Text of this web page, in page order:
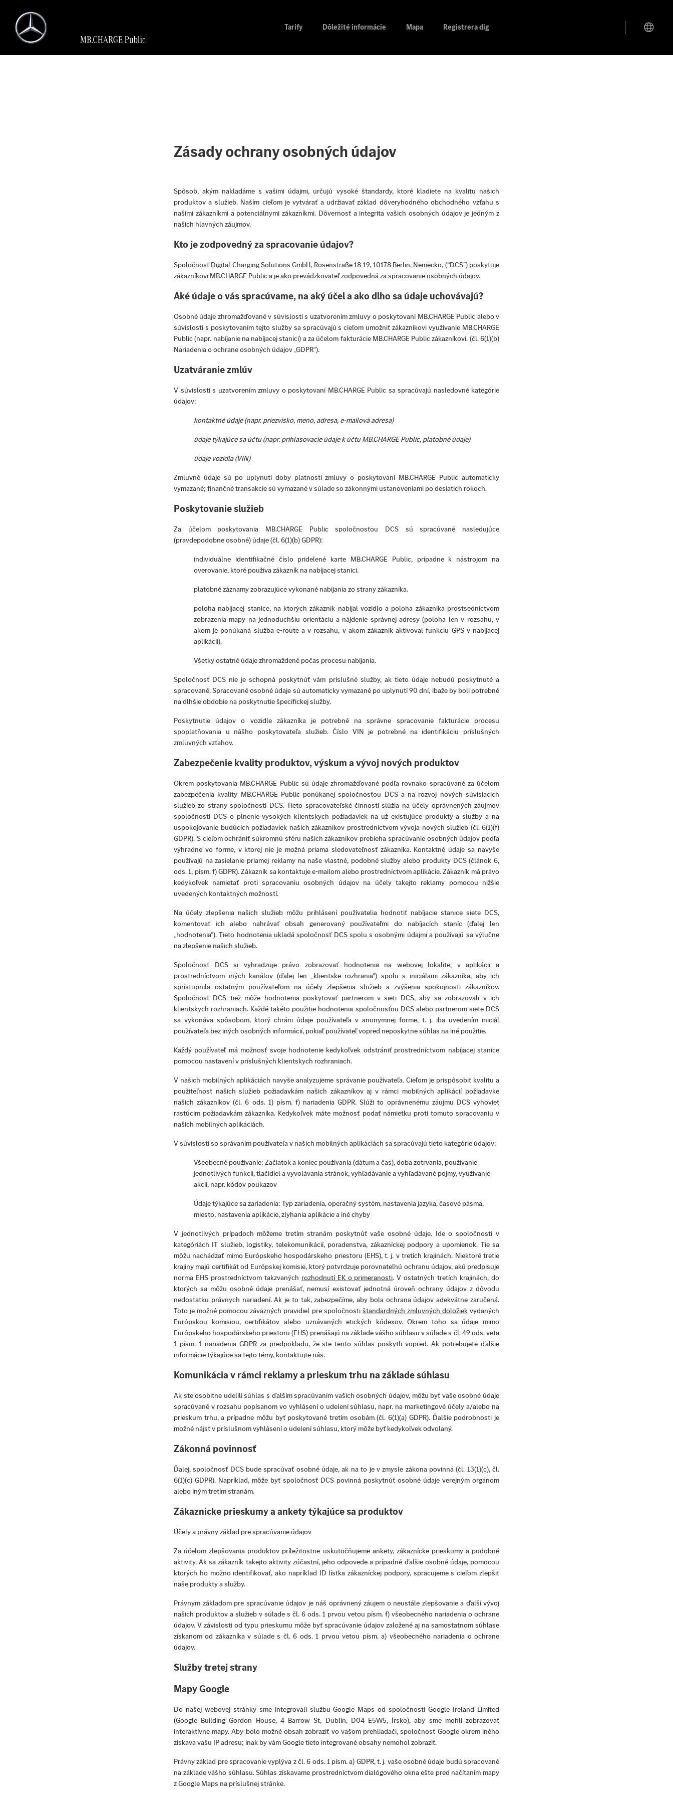
Tarify Dôležité informácie Mapa Registrera dig
Zásady ochrany osobných údajov
Spôsob, akým nakladáme s vašimi údajmi, určujú vysoké štandardy, ktoré kladiete na kvalitu našich
produktov a služieb. Naším cieľom je vytvárať a udržiavať základ dôveryhodného obchodného vzťahu s
našimi zákazníkmi a potenciálnymi zákazníkmi. Dôvernosť a integrita vašich osobných údajov je jedným z
našich hlavných záujmov.
Kto je zodpovedný za spracovanie údajov?
Spoločnosť Digital Charging Solutions GmbH, Rosenstraße 18-19, 10178 Berlin, Nemecko, (“DCS”) poskytuje
zákazníkovi MB.CHARGE Public a je ako prevádzkovateľ zodpovedná za spracovanie osobných údajov.
Aké údaje o vás spracúvame, na aký účel a ako dlho sa údaje uchovávajú?
Osobné údaje zhromažďované v súvislosti s uzatvorením zmluvy o poskytovaní MB.CHARGE Public alebo v
súvislosti s poskytovaním tejto služby sa spracúvajú s cieľom umožniť zákazníkovi využívanie MB.CHARGE
Public (napr. nabíjanie na nabíjacej stanici) a za účelom fakturácie MB.CHARGE Public zákazníkovi. (čl. 6(1)(b)
Nariadenia o ochrane osobných údajov „GDPR“).
Uzatváranie zmlúv
V súvislosti s uzatvorením zmluvy o poskytovaní MB.CHARGE Public sa spracúvajú nasledovné kategórie
údajov:
kontaktné údaje (napr. priezvisko, meno, adresa, e-mailová adresa)
údaje týkajúce sa účtu (napr. prihlasovacie údaje k účtu MB.CHARGE Public, platobné údaje)
údaje vozidla (VIN)
Zmluvné údaje sú po uplynutí doby platnosti zmluvy o poskytovaní MB.CHARGE Public automaticky
vymazané; finančné transakcie sú vymazané v súlade so zákonnými ustanoveniami po desiatich rokoch.
Poskytovanie služieb
Za účelom poskytovania MB.CHARGE Public spoločnosťou DCS sú spracúvané nasledujúce
(pravdepodobne osobné) údaje (čl. 6(1)(b) GDPR):
individuálne identifikačné číslo pridelené karte MB.CHARGE Public, prípadne k nástrojom na
overovanie, ktoré používa zákazník na nabíjacej stanici.
platobné záznamy zobrazujúce vykonané nabíjania zo strany zákazníka.
poloha nabíjacej stanice, na ktorých zákazník nabíjal vozidlo a poloha zákazníka prostsedníctvom
zobrazenia mapy na jednoduchšiu orientáciu a nájdenie správnej adresy (poloha len v rozsahu, v
akom je ponúkaná služba e-route a v rozsahu, v akom zákazník aktivoval funkciu GPS v nabíjacej
aplikácii).
Všetky ostatné údaje zhromaždené počas procesu nabíjania.
Spoločnosť DCS nie je schopná poskytnúť vám príslušné služby, ak tieto údaje nebudú poskytnuté a
spracované. Spracované osobné údaje sú automaticky vymazané po uplynutí 90 dní, ibaže by boli potrebné
na dlhšie obdobie na poskytnutie špecifickej služby.
Poskytnutie údajov o vozidle zákazníka je potrebné na správne spracovanie fakturácie procesu
spoplatňovania u nášho poskytovateľa služieb. Číslo VIN je potrebné na identifikáciu príslušných
zmluvných vzťahov.
Zabezpečenie kvality produktov, výskum a vývoj nových produktov
Okrem poskytovania MB.CHARGE Public sú údaje zhromažďované podľa rovnako spracúvané za účelom
zabezpečenia kvality MB.CHARGE Public ponúkanej spoločnosťou DCS a na rozvoj nových súvisiacich
služieb zo strany spoločnosti DCS. Tieto spracovateľské činnosti slúžia na účely oprávnených záujmov
spoločnosti DCS o plnenie vysokých klientskych požiadaviek na už existujúce produkty a služby a na
uspokojovanie budúcich požiadaviek našich zákazníkov prostredníctvom vývoja nových služieb (čl. 6(1)(f)
GDPR). S cieľom ochrániť súkromnú sféru našich zákazníkov prebieha spracúvanie osobných údajov podľa
výhradne vo forme, v ktorej nie je možná priama sledovateľnosť zákazníka. Kontaktné údaje sa navyše
používajú na zasielanie priamej reklamy na naše vlastné, podobné služby alebo produkty DCS (článok 6,
ods. 1, písm. f) GDPR). Zákazník sa kontaktuje e-mailom alebo prostredníctvom aplikácie. Zákazník má právo
kedykoľvek namietať proti spracovaniu osobných údajov na účely takejto reklamy pomocou nižšie
uvedených kontaktných možností.
Na účely zlepšenia našich služieb môžu prihlásení používatelia hodnotiť nabíjacie stanice siete DCS,
komentovať ich alebo nahrávať obsah generovaný používateľmi do nabíjacích staníc (ďalej len
„hodnotenia“). Tieto hodnotenia ukladá spoločnosť DCS spolu s osobnými údajmi a používajú sa výlučne
na zlepšenie našich služieb.
Spoločnosť DCS si vyhradzuje právo zobrazovať hodnotenia na webovej lokalite, v aplikácii a
prostredníctvom iných kanálov (ďalej len „klientske rozhrania“) spolu s iniciálami zákazníka, aby ich
sprístupnila ostatným používateľom na účely zlepšenia služieb a zvýšenia spokojnosti zákazníkov.
Spoločnosť DCS tiež môže hodnotenia poskytovať partnerom v sieti DCS, aby sa zobrazovali v ich
klientskych rozhraniach. Každé takéto použitie hodnotenia spoločnosťou DCS alebo partnerom siete DCS
sa vykonáva spôsobom, ktorý chráni údaje používateľa v anonymnej forme, t. j. iba uvedením iniciál
používateľa bez iných osobných informácií, pokiaľ používateľ vopred neposkytne súhlas na iné použitie.
Každý používateľ má možnosť svoje hodnotenie kedykoľvek odstrániť prostredníctvom nabíjacej stanice
pomocou nastavení v príslušných klientskych rozhraniach.
V našich mobilných aplikáciách navyše analyzujeme správanie používateľa. Cieľom je prispôsobiť kvalitu a
použiteľnosť našich služieb požiadavkám našich zákazníkov aj v rámci mobilných aplikácií požiadavke
našich zákazníkov (čl. 6 ods. 1) písm. f) nariadenia GDPR. Slúži to oprávnenému záujmu DCS vyhovieť
rastúcim požiadavkám zákazníka. Kedykoľvek máte možnosť podať námietku proti tomuto spracovaniu v
našich mobilných aplikáciách.
V súvislosti so správaním používateľa v našich mobilných aplikáciách sa spracúvajú tieto kategórie údajov:
Všeobecné používanie: Začiatok a koniec používania (dátum a čas), doba zotrvania, používanie
jednotlivých funkcií, tlačidiel a vyvolávania stránok, vyhľadávanie a vyhľadávané pojmy, využívanie
akcií, napr. kódov poukazov
Údaje týkajúce sa zariadenia: Typ zariadenia, operačný systém, nastavenia jazyka, časové pásma,
miesto, nastavenia aplikácie, zlyhania aplikácie a iné chyby
V jednotlivých prípadoch môžeme tretím stranám poskytnúť vaše osobné údaje. Ide o spoločnosti v
kategóriách IT služieb, logistiky, telekomunikácií, poradenstva, zákazníckej podpory a upomienok. Tie sa
môžu nachádzať mimo Európskeho hospodárskeho priestoru (EHS), t. j. v tretích krajinách. Niektoré tretie
krajiny majú certifikát od Európskej komisie, ktorý potvrdzuje porovnateľnú ochranu údajov, akú predpisuje
norma EHS prostredníctvom takzvaných rozhodnutí EK o primeranosti. V ostatných tretích krajinách, do
ktorých sa môžu osobné údaje prenášať, nemusí existovať jednotná úroveň ochrany údajov z dôvodu
nedostatku právnych nariadení. Ak je to tak, zabezpečíme, aby bola ochrana údajov adekvátne zaručená.
Toto je možné pomocou záväzných pravidiel pre spoločnosti štandardných zmluvných doložiekvydaných
Európskou komisiou, certifikátov alebo uznávaných etických kódexov. Okrem toho sa údaje mimo
Európskeho hospodárskeho priestoru (EHS) prenášajú na základe vášho súhlasu v súlade s čl. 49 ods. veta
1 písm. 1 nariadenia GDPR za predpokladu, že ste tento súhlas poskytli vopred. Ak potrebujete ďalšie
informácie týkajúce sa tejto témy, kontaktujte nás.
Komunikácia v rámci reklamy a prieskum trhu na základe súhlasu
Ak ste osobitne udelili súhlas s ďalším spracúvaním vašich osobných údajov, môžu byť vaše osobné údaje
spracúvané v rozsahu popísanom vo vyhlásení o udelení súhlasu, napr. na marketingové účely a/alebo na
prieskum trhu, a prípadne môžu byť poskytované tretím osobám (čl. 6(1)(a) GDPR). Ďalšie podrobnosti je
možné nájsť v príslušnom vyhlásení o udelení súhlasu, ktorý môže byť kedykoľvek odvolaný.
Zákonná povinnosť
Ďalej, spoločnosť DCS bude spracúvať osobné údaje, ak na to je v zmysle zákona povinná (čl. 13(1)(c), čl.
6(1)(c) GDPR). Napríklad, môže byť spoločnosť DCS povinná poskytnúť osobné údaje verejným orgánom
alebo iným tretím stranám.
Zákaznícke prieskumy a ankety týkajúce sa produktov
Účely a právny základ pre spracúvanie údajov
Za účelom zlepšovania produktov príležitostne uskutočňujeme ankety, zákaznícke prieskumy a podobné
aktivity. Ak sa zákazník takejto aktivity zúčastní, jeho odpovede a prípadné ďalšie osobné údaje, pomocou
ktorých ho možno identifikovať, ako napríklad ID lístka zákazníckej podpory, spracujeme s cieľom zlepšiť
naše produkty a služby.
Právnym základom pre spracúvanie údajov je náš oprávnený záujem o neustále zlepšovanie a ďalší vývoj
našich produktov a služieb v súlade s čl. 6 ods. 1 prvou vetou písm. f) všeobecného nariadenia o ochrane
údajov. V závislosti od typu prieskumu môže byť spracúvanie údajov založené aj na samostatnom súhlase
získanom od zákazníka v súlade s čl. 6 ods. 1 prvou vetou písm. a) všeobecného nariadenia o ochrane
údajov.
Služby tretej strany
Mapy Google
Do našej webovej stránky sme integrovali službu Google Maps od spoločnosti Google Ireland Limited
(Google Building Gordon House, 4 Barrow St, Dublin, D04 E5W5, Írsko), aby sme mohli zobrazovať
interaktívne mapy. Aby bolo možné obsah zobraziť vo vašom prehliadači, spoločnosť Google okrem iného
získava vašu IP adresu; inak by vám Google tieto integrované obsahy nemohol zobraziť.
Právny základ pre spracovanie vyplýva z čl. 6 ods. 1 písm. a) GDPR, t. j. vaše osobné údaje budú spracované
na základe vášho súhlasu. Súhlas získavame prostredníctvom dialógového okna ešte pred načítaním mapy
z Google Maps na príslušnej stránke.